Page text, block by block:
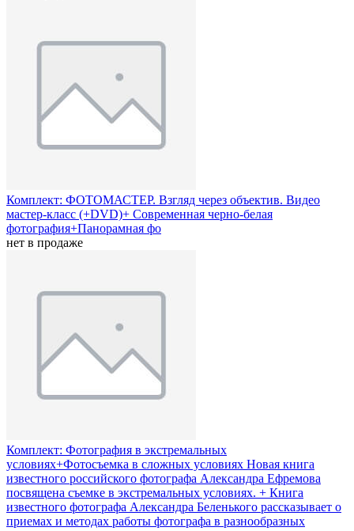
Комплект: ФОТОМАСТЕР. Взгляд через объектив. Видео
мастер-класс (+DVD)+ Современная черно-белая
фотография+Панорамная фо
нет в продаже
Комплект: Фотография в экстремальных
условиях+Фотосъемка в сложных условиях Новая книга
известного российского фотографа Александра Ефремова
посвящена съемке в экстремальных условиях. + Книга
известного фотографа Александра Беленького рассказывает о
приемах и методах работы фотографа в разнообразных